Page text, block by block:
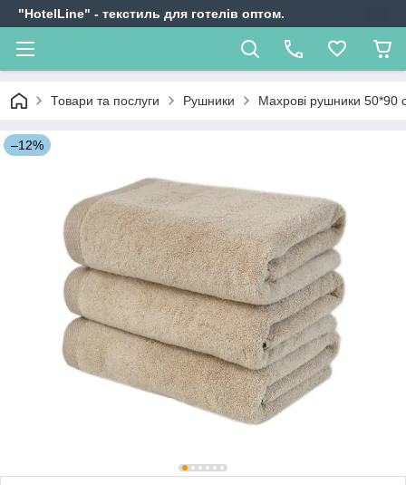
"HotelLine" - текстиль для готелів оптом.
Товари та послуги Рушники Махрові рушники 50*90
–12%